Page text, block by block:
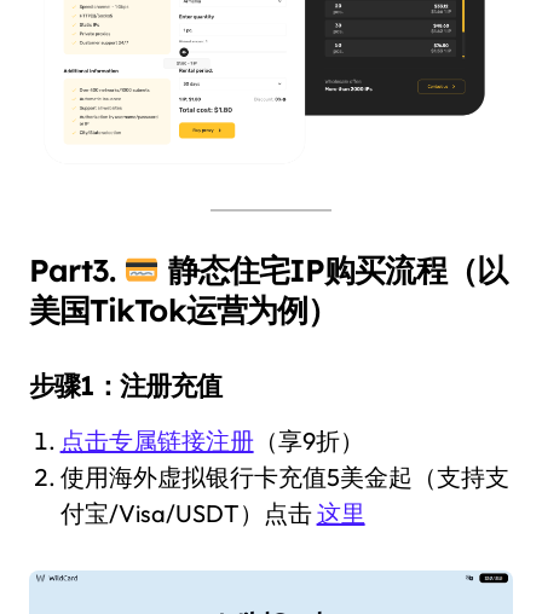
Part3.
静态住宅IP购买流程（以
美国TikTok运营为例）
步骤1：注册充值
点击专属链接注册（享9折）
使用海外虚拟银行卡充值5美金起（支持支
付宝/Visa/USDT）点击这里